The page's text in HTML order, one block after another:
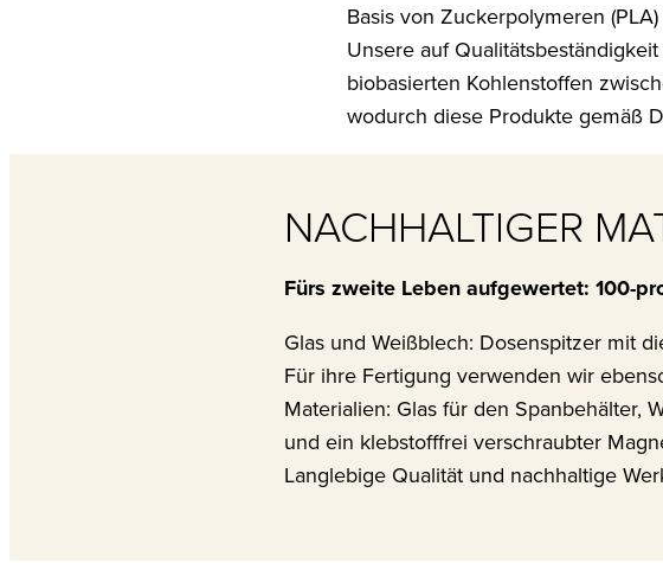
Basis von Zuckerpolymeren
Unsere auf
biobasierten Kohlenstoffen
wodurch diese Produkte gemäß
NACHHALTIGER
Fürs zweite Leben aufgewertet: 100-
Glas und Weißblech: Dosenspitzer mit
Für ihre Fertigung verwenden wir
Materialien: Glas für den Spanbehälter,
und ein klebstofffrei verschraubter
Langlebige Qualität und nachhaltige